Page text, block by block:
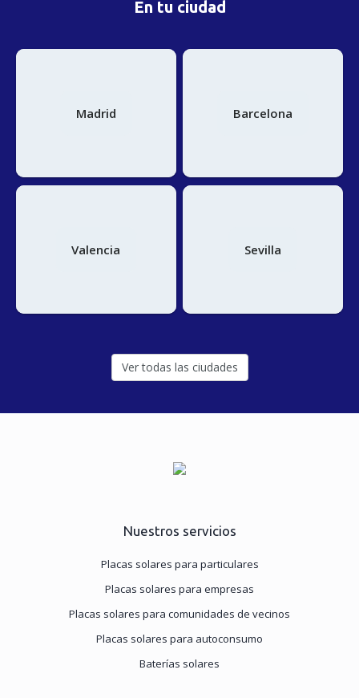
En tu ciudad
Madrid Barcelona
Valencia Sevilla
Ver todas las ciudades
Nuestros servicios
Placas solares para particulares
Placas solares para empresas
Placas solares para comunidades de vecinos
Placas solares para autoconsumo
Baterías solares